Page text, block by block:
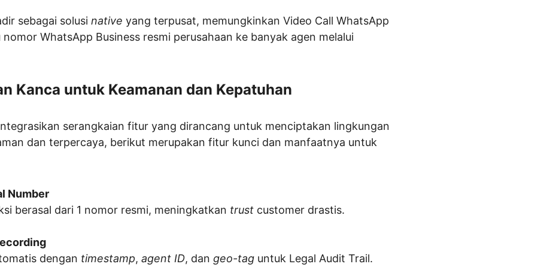
sebagai solusi native yang terpusat, memungkinkan Video Call WhatsApp
WhatsApp Business resmi perusahaan ke banyak agen melalui
Kanca untuk Keamanan dan Kepatuhan
serangkaian fitur yang dirancang untuk menciptakan lingkungan
dan terpercaya, berikut merupakan fitur kunci dan manfaatnya untuk
Number
berasal dari 1 nomor resmi, meningkatkan trust customer drastis.
dengan timestamp, agent ID, dan geo-tag untuk Legal Audit Trail.